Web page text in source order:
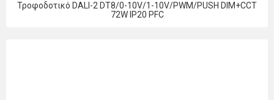
Τροφοδοτικό DALI-2 DT8/0-10V/1-10V/PWM/PUSH DIM+CCT
72W IP20 PFC